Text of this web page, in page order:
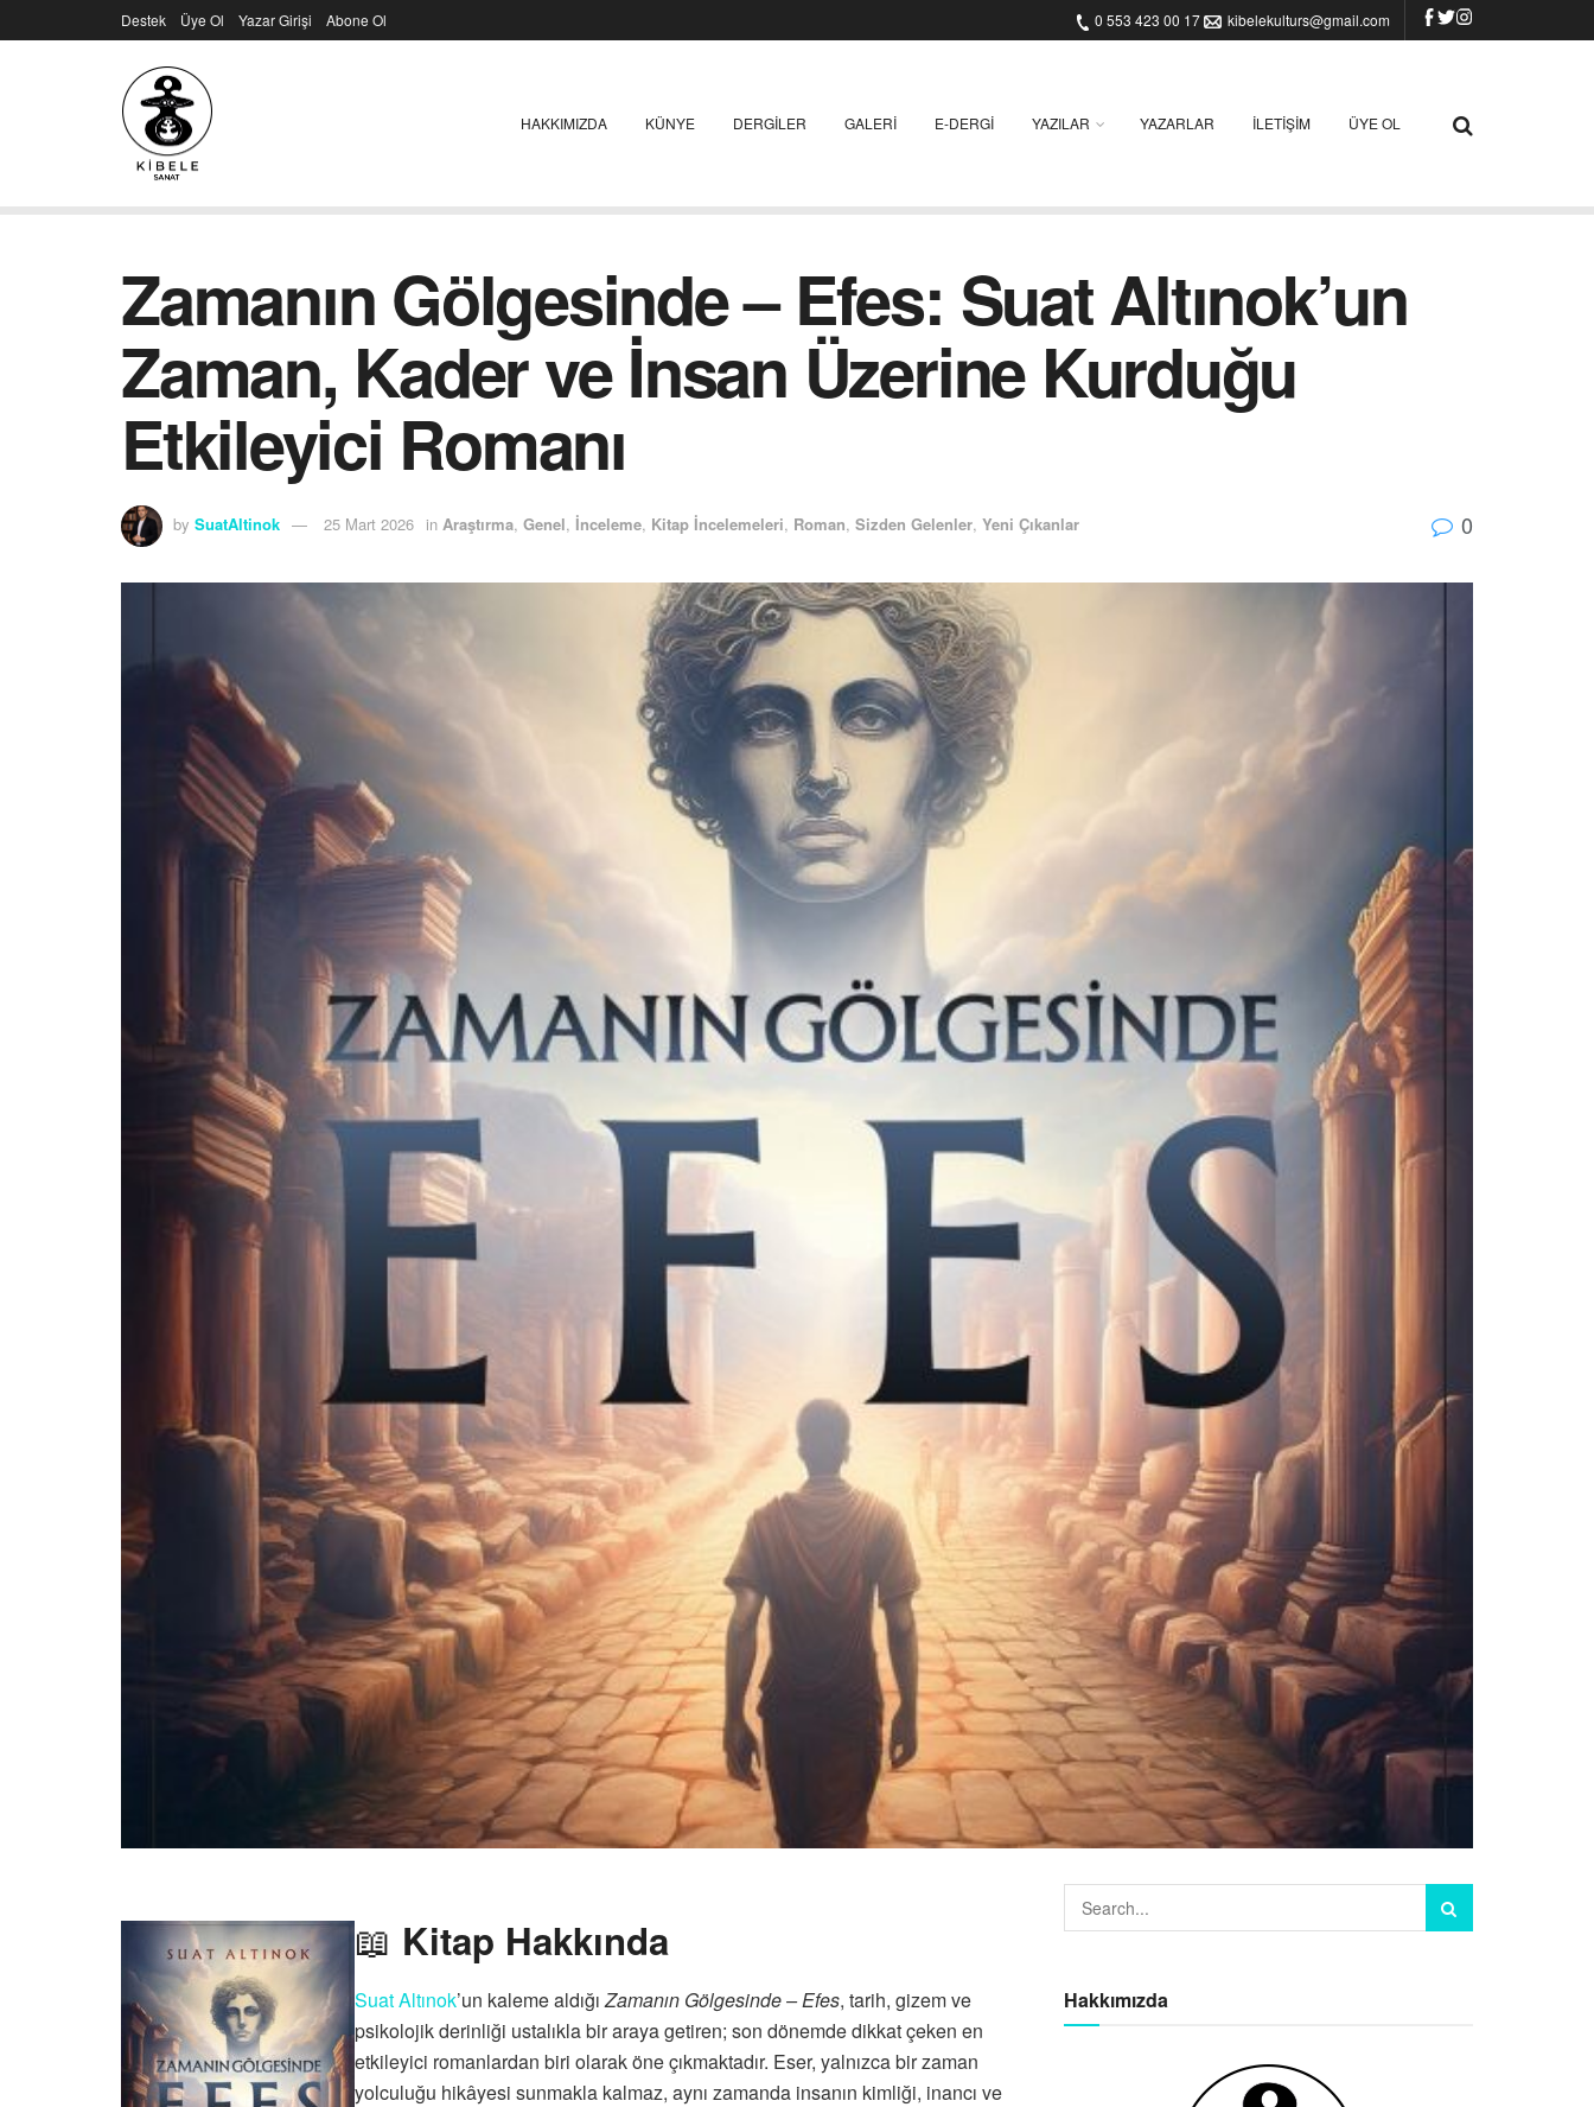
Destek Üye Ol Yazar Girişi Abone Ol 0 553 423 00 17 kibelekulturs@gmail.com
HAKKIMIZDA KÜNYE DERGILER GALERI E-DERGI YAZILAR YAZARLAR İLETIŞIM ÜYE OL
Zamanın Gölgesinde – Efes: Suat Altınok’un
Zaman, Kader ve İnsan Üzerine Kurduğu
Etkileyici Romanı
by SuatAltinok 25 Mart 2026 in Araştırma, Genel, İnceleme, Kitap İncelemeleri, Roman, Sizden Gelenler, Yeni Çıkanlar 0
📖 Kitap Hakkında
Suat Altınok’un kaleme aldığıZamanın Gölgesinde – Efes, tarih, gizem ve
psikolojik derinliği ustalıkla bir araya getiren; son dönemde dikkat çeken en
etkileyici romanlardan biri olarak öne çıkmaktadır. Eser, yalnızca bir zaman
yolculuğu hikâyesi sunmakla kalmaz, aynı zamanda insanın kimliği, inancı ve
Hakkımızda